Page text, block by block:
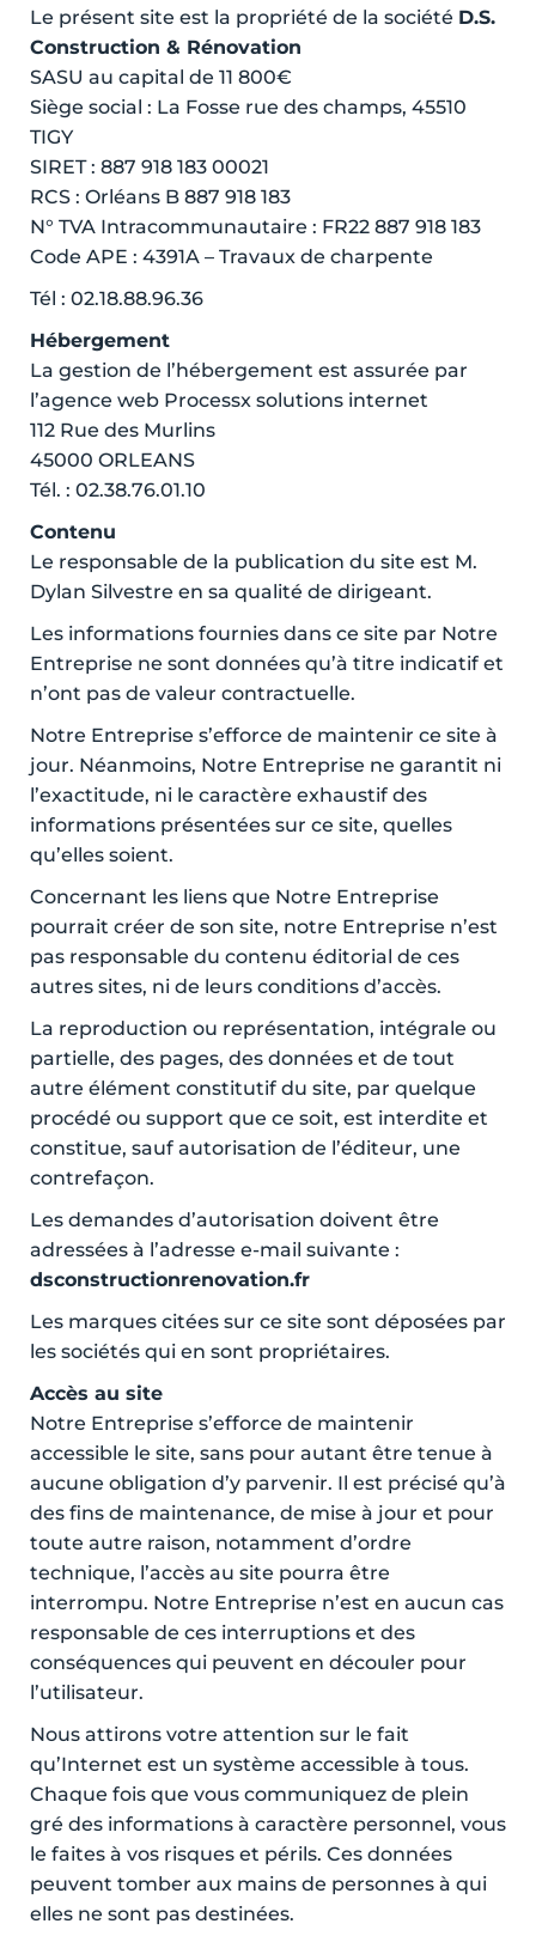
Le présent site est la propriété de la société D.S.
Construction & Rénovation
SASU au capital de 11 800€
Siège social : La Fosse rue des champs, 45510
TIGY
SIRET : 887 918 183 00021
RCS : Orléans B 887 918 183
N° TVA Intracommunautaire : FR22 887 918 183
Code APE : 4391A – Travaux de charpente
Tél : 02.18.88.96.36
Hébergement
La gestion de l’hébergement est assurée par
l’agence web Processx solutions internet
112 Rue des Murlins
45000 ORLEANS
Tél. : 02.38.76.01.10
Contenu
Le responsable de la publication du site est M.
Dylan Silvestre en sa qualité de dirigeant.
Les informations fournies dans ce site par Notre
Entreprise ne sont données qu’à titre indicatif et
n’ont pas de valeur contractuelle.
Notre Entreprise s’efforce de maintenir ce site à
jour. Néanmoins, Notre Entreprise ne garantit ni
l’exactitude, ni le caractère exhaustif des
informations présentées sur ce site, quelles
qu’elles soient.
Concernant les liens que Notre Entreprise
pourrait créer de son site, notre Entreprise n’est
pas responsable du contenu éditorial de ces
autres sites, ni de leurs conditions d’accès.
La reproduction ou représentation, intégrale ou
partielle, des pages, des données et de tout
autre élément constitutif du site, par quelque
procédé ou support que ce soit, est interdite et
constitue, sauf autorisation de l’éditeur, une
contrefaçon.
Les demandes d’autorisation doivent être
adressées à l’adresse e-mail suivante :
dsconstructionrenovation.fr
Les marques citées sur ce site sont déposées par
les sociétés qui en sont propriétaires.
Accès au site
Notre Entreprise s’efforce de maintenir
accessible le site, sans pour autant être tenue à
aucune obligation d’y parvenir. Il est précisé qu’à
des fins de maintenance, de mise à jour et pour
toute autre raison, notamment d’ordre
technique, l’accès au site pourra être
interrompu. Notre Entreprise n’est en aucun cas
responsable de ces interruptions et des
conséquences qui peuvent en découler pour
l’utilisateur.
Nous attirons votre attention sur le fait
qu’Internet est un système accessible à tous.
Chaque fois que vous communiquez de plein
gré des informations à caractère personnel, vous
le faites à vos risques et périls. Ces données
peuvent tomber aux mains de personnes à qui
elles ne sont pas destinées.